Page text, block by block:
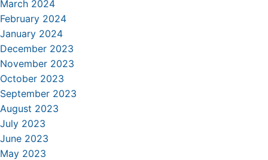
March 2024
February 2024
January 2024
December 2023
November 2023
October 2023
September 2023
August 2023
July 2023
June 2023
May 2023